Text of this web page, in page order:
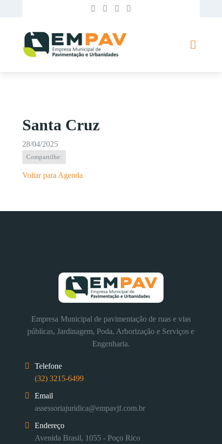
Santa Cruz
28/04/2025
Compartilhe:
Voltar para Agenda
Empresa Municipal de pavimentação de ruas e vias
públicas, Jardinagem, Poda, Arborização e Serviços e
Engenharia.
Telefone
(32) 3215-6499
Email
assessoriajuridica@empavjf.com.br
Endereço
Avenida Brasil, 1055 - Poço Rico